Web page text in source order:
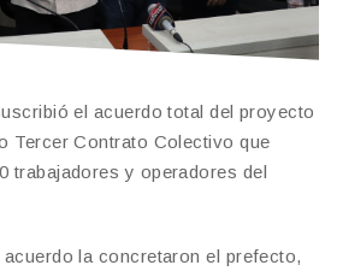
el acuerdo total del proyecto
Tercer Contrato Colectivo que
trabajadores y operadores del
la concretaron el prefecto,